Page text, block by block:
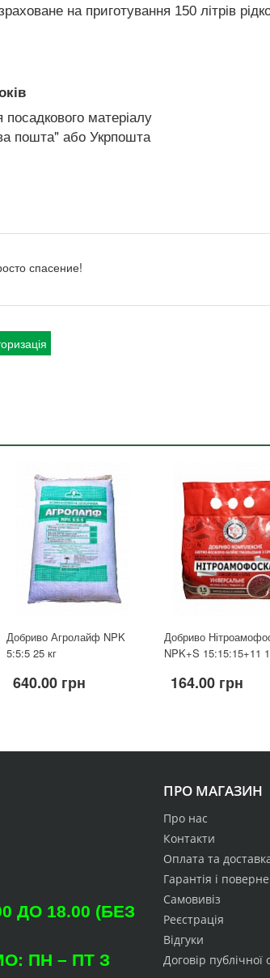
на приготування 150 літрів
матеріалу
пошта" або Укрпошта
спасение!
Добриво Агролайф NPK
5:5:5 25 кг
640.00 грн
Добриво
NPK+S 15:15:15+11
164.00 грн
ПРО МАГАЗИН
Про нас
Контакти
Оплата та
Гарантія і
Самовивіз
Реєстрація
Відгуки
Договір публічної
ДО 18.00 (БЕЗ
ПН – ПТ З